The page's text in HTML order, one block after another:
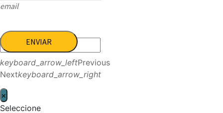
email
ENVIAR
keyboard_arrow_leftPrevious
Nextkeyboard_arrow_right
×
Seleccione